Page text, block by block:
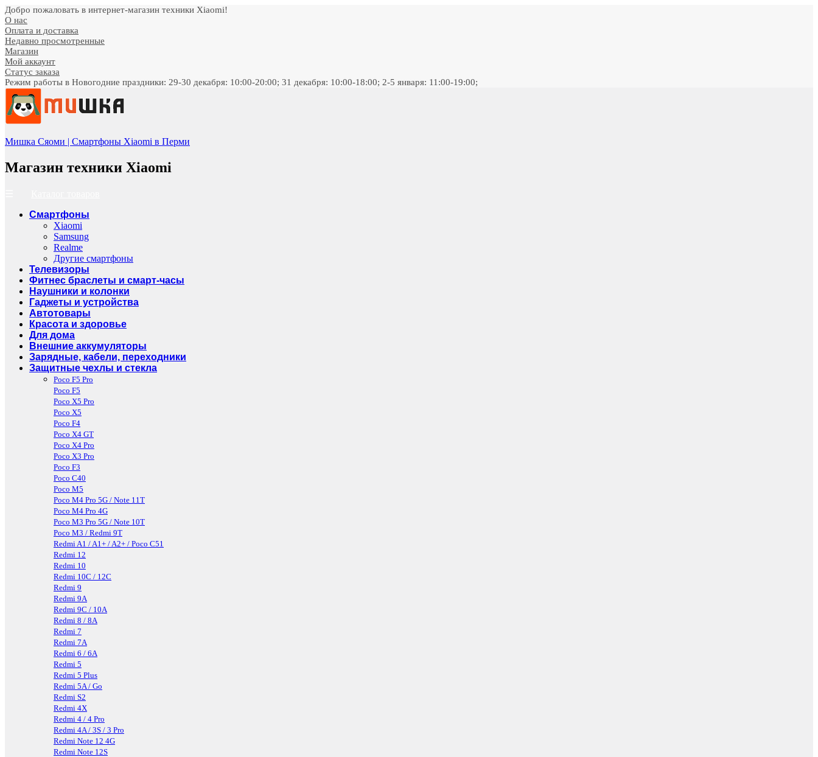
Добро пожаловать в интернет-магазин техники Xiaomi!
О нас
Оплата и доставка
Недавно просмотренные
Магазин
Мой аккаунт
Статус заказа
Режим работы в Новогодние праздники: 29-30 декабря: 10:00-20:00; 31 декабря: 10:00-18:00; 2-5 января: 11:00-19:00;
Мишка Сяоми | Смартфоны Xiaomi в Перми
Магазин техники Xiaomi
Смартфоны
Xiaomi
Samsung
Realme
Другие смартфоны
Телевизоры
Фитнес браслеты и смарт-часы
Наушники и колонки
Гаджеты и устройства
Автотовары
Красота и здоровье
Для дома
Внешние аккумуляторы
Зарядные, кабели, переходники
Защитные чехлы и стекла
Poco F5 Pro
Poco F5
Poco X5 Pro
Poco X5
Poco F4
Poco X4 GT
Poco X4 Pro
Poco X3 Pro
Poco F3
Poco C40
Poco M5
Poco M4 Pro 5G / Note 11T
Poco M4 Pro 4G
Poco M3 Pro 5G / Note 10T
Poco M3 / Redmi 9T
Redmi A1 / A1+ / A2+ / Poco C51
Redmi 12
Redmi 10
Redmi 10C / 12C
Redmi 9
Redmi 9A
Redmi 9C / 10A
Redmi 8 / 8A
Redmi 7
Redmi 7A
Redmi 6 / 6A
Redmi 5
Redmi 5 Plus
Redmi 5A / Go
Redmi S2
Redmi 4X
Redmi 4 / 4 Pro
Redmi 4A / 3S / 3 Pro
Redmi Note 12 4G
Redmi Note 12S